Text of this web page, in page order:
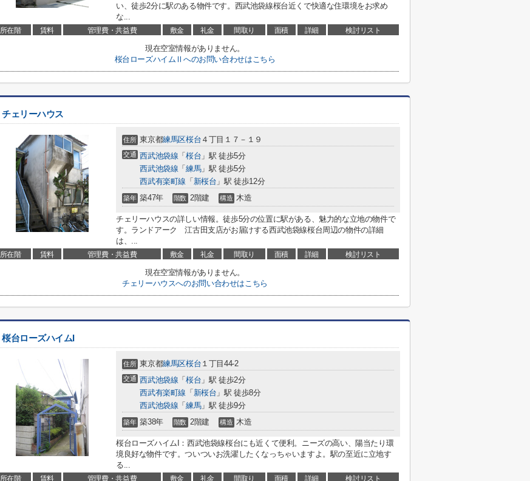
い、徒歩2分に駅のある物件です。西武池袋線桜台近くで快適な住環境をお求め
な...
所在階 賃料 管理費・共益費 敷金 礼金 間取り 面積 詳細 検討リスト
現在空室情報がありません。
桜台ローズハイムⅡへのお問い合わせはこちら
チェリーハウス
住所 東京都練馬区桜台 ４丁目１７－１９
交通 西武池袋線 「 桜台 」駅 徒歩5分
西武池袋線 「 練馬」駅 徒歩5分
西武有楽町線 「 新桜台 」駅 徒歩12分
築年 築47年 階数 2階建 構造 木造
チェリーハウスの詳しい情報。徒歩5分の位置に駅がある、魅力的な立地の物件で
す。ランドアーク 江古田支店がお届けする西武池袋線桜台周辺の物件の詳細
は、...
所在階 賃料 管理費・共益費 敷金 礼金 間取り 面積 詳細 検討リスト
現在空室情報がありません。
チェリーハウスへのお問い合わせはこちら
桜台ローズハイムI
住所 東京都練馬区桜台 １丁目44-2
交通 西武池袋線 「 桜台 」駅 徒歩2分
西武有楽町線 「 新桜台 」駅 徒歩8分
西武池袋線 「 練馬」駅 徒歩9分
築年 築38年 階数 2階建 構造 木造
桜台ローズハイムI：西武池袋線桜台にも近くて便利。ニーズの高い、陽当たり環
境良好な物件です。ついついお洗濯したくなっちゃいますよ。駅の至近に立地す
る...
所在階 賃料 管理費・共益費 敷金 礼金 間取り 面積 詳細 検討リスト